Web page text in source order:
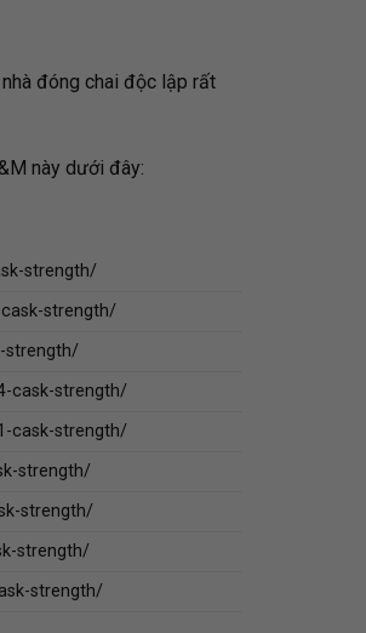
đóng chai độc lập rất
này dưới đây:
strength/
strength/
strength/
cask-strength/
cask-strength/
strength/
strength/
strength/
strength/